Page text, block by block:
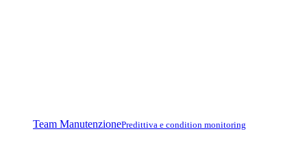
Team ManutenzionePredittiva e condition monitoring